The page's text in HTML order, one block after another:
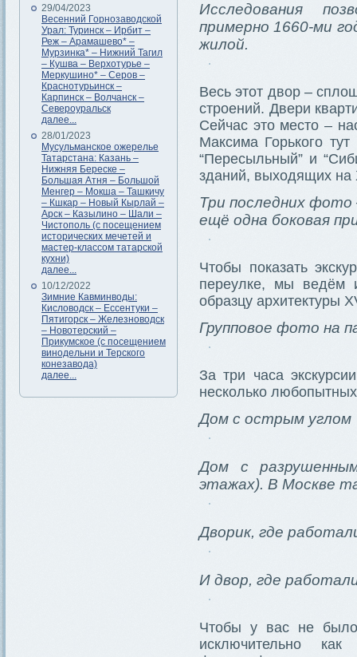
29/04/2023
Весенний Горнозаводской
Урал: Туринск – Ирбит –
Реж – Арамашево* –
Мурзинка* – Нижний Тагил
– Кушва – Верхотурье –
Меркушино* – Серов –
Краснотурьинск –
Карпинск – Волчанск –
Североуральск
далее...
28/01/2023
Мусульманское ожерелье
Татарстана: Казань –
Нижняя Береске –
Большая Атня – Большой
Менгер – Мокша – Ташкичу
– Кшкар – Новый Кырлай –
Арск – Казылино – Шали –
Чистополь (с посещением
исторических мечетей и
мастер-классом татарской
кухни)
далее...
10/12/2022
Зимние Кавминводы:
Кисловодск – Ессентуки –
Пятигорск – Железноводск
– Новотерский –
Прикумское (с посещением
винодельни и Терского
конезавода)
далее...
Исследования
примерно 1660-ми
жилой.
Весь этот двор –
строений. Двери
Сейчас это место –
Максима Горького
“Пересыльный” и
зданий, выходящих
Три последних фото
ещё одна боковая
Чтобы показать
переулке, мы ведём
образцу архитектуры
Групповое фото на
За три часа
несколько
Дом с острым углом
Дом с
этажах). В Москве
Дворик, где
И двор, где
Чтобы у вас не
исключительно